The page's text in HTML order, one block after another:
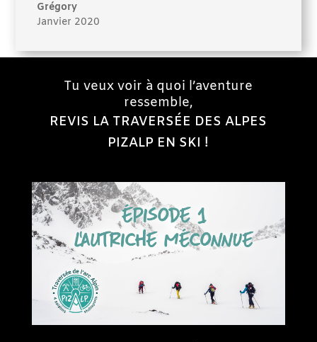
Grégory
Janvier 2020
Tu veux voir à quoi l’aventure
ressemble,
REVIS LA TRAVERSÉE DES ALPES
PIZALP EN SKI !